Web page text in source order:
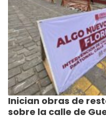
Inician obras de
sobre la calle de